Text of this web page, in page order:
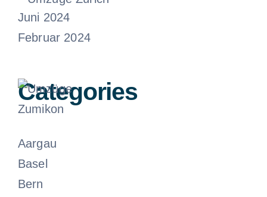
Umzüge Zürich
Umzüge
Zumikon
Juni 2024
Februar 2024
Categories
Aargau
Basel
Bern